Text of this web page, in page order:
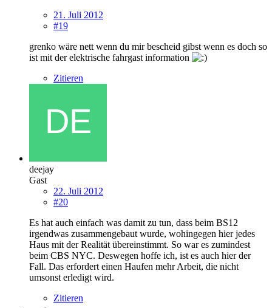
21. Juli 2012
#19
grenko wäre nett wenn du mir bescheid gibst wenn es doch so
ist mit der elektrische fahrgast information
Zitieren
deejay
Gast
22. Juli 2012
#20
Es hat auch einfach was damit zu tun, dass beim BS12
irgendwas zusammengebaut wurde, wohingegen hier jedes
Haus mit der Realität übereinstimmt. So war es zumindest
beim CBS NYC. Deswegen hoffe ich, ist es auch hier der
Fall. Das erfordert einen Haufen mehr Arbeit, die nicht
umsonst erledigt wird.
Zitieren